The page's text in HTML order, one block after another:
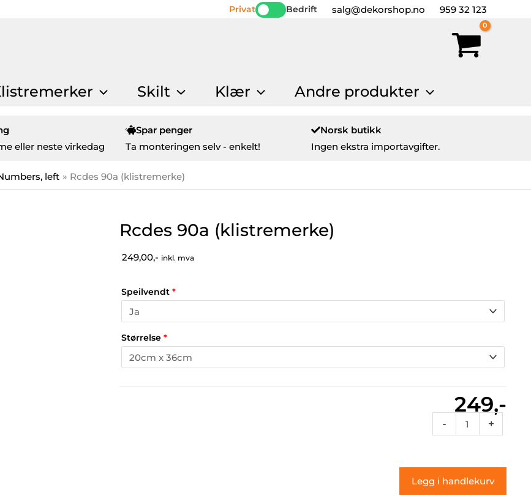
Privat Bedrift salg@dekorshop.no 959 32 123
Skilt Klær Andre produkter
eller neste virkedag
Spar penger
Ta monteringen selv - enkelt!
Norsk butikk
Ingen ekstra importavgifter.
left Rcdes 90a (klistremerke)
Rcdes 90a (klistremerke)
249,00,- inkl. mva
Speilvendt *
Størrelse *
249,-
-
90a
antall
+
Legg i handlekurv